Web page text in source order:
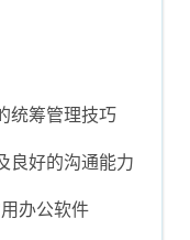
统筹管理技巧
良好的沟通能力
办公软件